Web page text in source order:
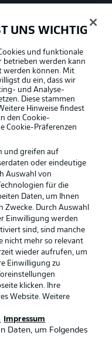
UNS WICHTIG
und funktionale
betrieben werden kann
werden können. Mit
du ein, dass wir
und Analyse-
Diese stammen
Hinweise findest
den Cookie-
Cookie-Präferenzen
und greifen auf
oder eindeutige
Auswahl von
für die
Daten, um Ihnen
Zwecke. Durch Auswahl
Einwilligung werden
sind, sind manche
nicht mehr so relevant
wieder aufrufen, um
Einwilligung zu
klicken. Ihre
Website. Weitere
Impressum
Daten, um Folgendes